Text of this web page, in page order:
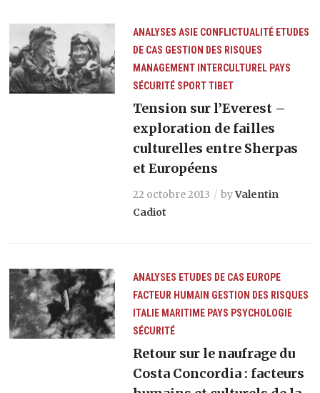
ANALYSES ASIE CONFLICTUALITÉ ETUDES
DE CAS GESTION DES RISQUES
MANAGEMENT INTERCULTUREL PAYS
SÉCURITÉ SPORTTIBET
Tension sur l’Everest –
exploration de failles
culturelles entre Sherpas
et Européens
22 octobre 2013 byValentin
Cadiot
ANALYSES ETUDES DE CAS EUROPE
FACTEUR HUMAIN GESTION DES RISQUES
ITALIE MARITIME PAYS PSYCHOLOGIE
SÉCURITÉ
Retour sur le naufrage du
Costa Concordia : facteurs